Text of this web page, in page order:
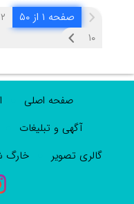
صفحه ۱ از ۵۰ ۲
۱۰
صفحه اصلی
آگهی و تبلیغات
گالری تصویر
خارگ